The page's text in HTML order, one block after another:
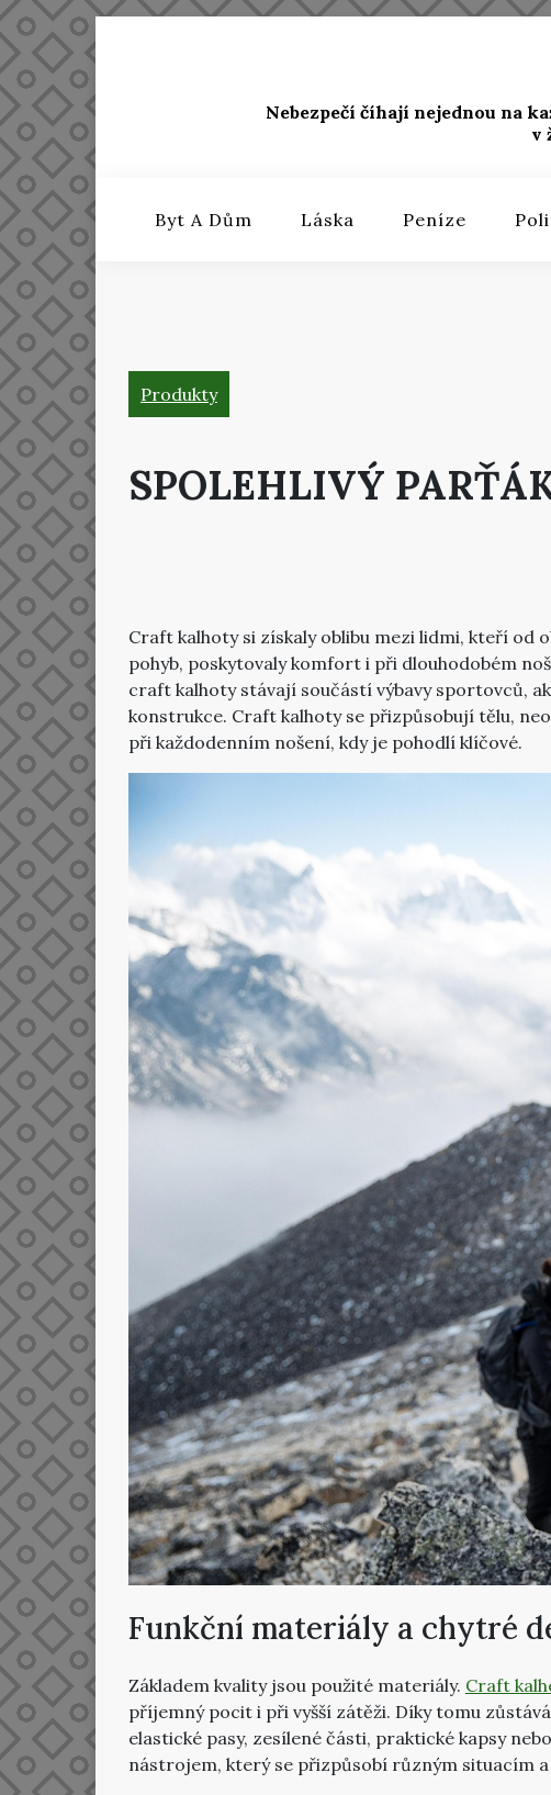
to
Nebezpečí číhají nejednou na
v
Byt A Dům Láska Peníze
Produkty
SPOLEHLIVÝ
Craft kalhoty si získaly oblibu mezi lidmi, kteří od
pohyb, poskytovaly komfort i při dlouhodobém
craft kalhoty stávají součástí výbavy sportovců,
konstrukce. Craft kalhoty se přizpůsobují tělu,
při každodenním nošení, kdy je pohodlí klíčové.
Funkční materiály a chytré
Základem kvality jsou použité materiály. Craft
příjemný pocit i při vyšší zátěži. Díky tomu
elastické pasy, zesílené části, praktické kapsy
nástrojem, který se přizpůsobí různým situacím